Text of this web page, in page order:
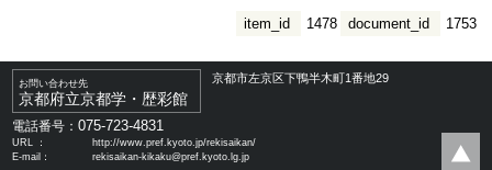
document_id 1753
item_id 1478
お問い合わせ先
京都府立京都学・歴彩館
京都市左京区下鴨半木町1番地29
電話番号：075-723-4831
URL ：
http://www.pref.kyoto.jp/rekisaikan/
E-mail：
rekisaikan-kikaku@pref.kyoto.lg.jp